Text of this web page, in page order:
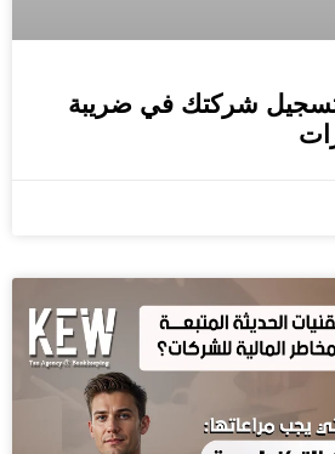
شركتك في ضريبة